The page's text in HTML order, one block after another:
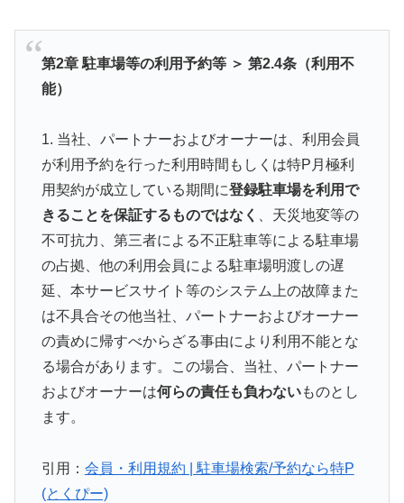
第2章 駐車場等の利用予約等 ＞ 第2.4条（利用不
能）
1. 当社、パートナーおよびオーナーは、利用会員
が利用予約を行った利用時間もしくは特P月極利
用契約が成立している期間に登録駐車場を利用で
きることを保証するものではなく 、天災地変等の
不可抗力、第三者による不正駐車等による駐車場
の占拠、他の利用会員による駐車場明渡しの遅
延、本サービスサイト等のシステム上の故障また
は不具合その他当社、パートナーおよびオーナー
の責めに帰すべからざる事由により利用不能とな
る場合があります。この場合、当社、パートナー
およびオーナーは何らの責任も負わないものとし
ます。
引用： 会員・利用規約 | 駐車場検索/予約なら特P
(とくぴー)